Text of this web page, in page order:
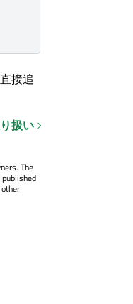
接追
扱い
The